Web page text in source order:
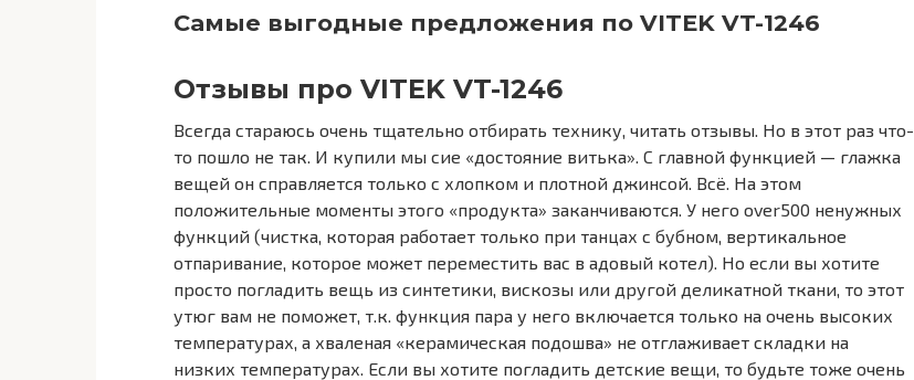
Самые выгодные предложения по VITEK VT-1246
Отзывы про VITEK VT-1246
Всегда стараюсь очень тщательно отбирать технику, читать отзывы. Но в этот раз что-
то пошло не так. И купили мы сие «достояние витька». С главной функцией — глажка
вещей он справляется только с хлопком и плотной джинсой. Всё. На этом
положительные моменты этого «продукта» заканчиваются. У него over500 ненужных
функций (чистка, которая работает только при танцах с бубном, вертикальное
отпаривание, которое может переместить вас в адовый котел). Но если вы хотите
просто погладить вещь из синтетики, вискозы или другой деликатной ткани, то этот
утюг вам не поможет, т.к. функция пара у него включается только на очень высоких
температурах, а хваленая «керамическая подошва» не отглаживает складки на
низких температурах. Если вы хотите погладить детские вещи, то будьте тоже очень